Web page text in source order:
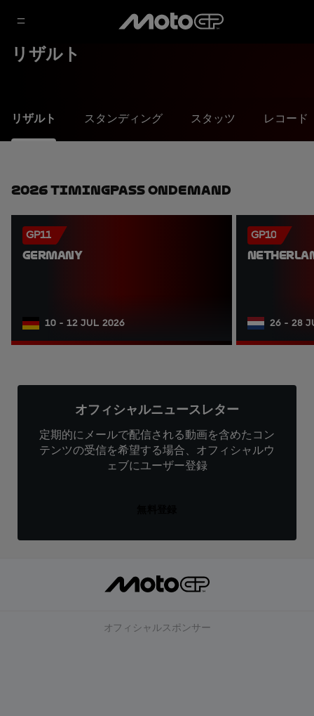
リザルト
リザルト スタンディング スタッツ レコード
2026 TimingPass OnDemand
GP11
GERMANY
10 - 12 JUL 2026
GP10
26 - 28
オフィシャルニュースレター
定期的にメールで配信される動画を含めたコン
テンツの受信を希望する場合、オフィシャルウ
ェブにユーザー登録
オフィシャルスポンサー